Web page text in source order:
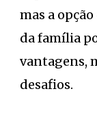
mas a
da família
vantagens,
desafios.